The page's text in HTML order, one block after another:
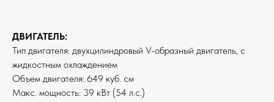
ДВИГАТЕЛЬ:
Тип двигателя: двухцилиндровый V-образный двигатель, с
жидкостным охлаждением
Объем двигателя: 649 куб. см
Макс. мощность: 39 кВт (54 л.с.)